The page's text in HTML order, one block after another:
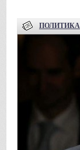
ПОЛИТИКА